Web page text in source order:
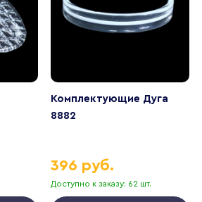
Комплектующие Дуга
8882
Доступно к заказу: 62 шт.
396 руб.